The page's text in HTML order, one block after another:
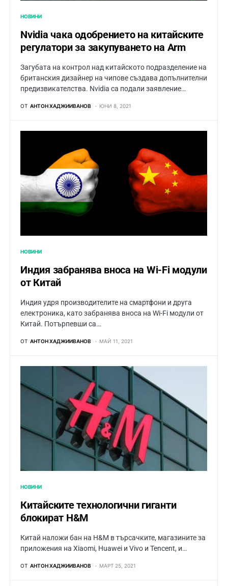
НОВИНИ
Nvidia чака одобрението на китайските
регулатори за закупуването на Arm
Загубата на контрол над китайското подразделение на
британския дизайнер на чипове създава допълнителни
предизвикателства. Nvidia са подали заявление…
ОТ АНТОН ХАДЖИИВАНОВ ЮНИ 8, 2021
НОВИНИ
Индия забранява вноса на Wi-Fi модули
от Китай
Индия удря производителите на смартфони и друга
електроника, като забранява вноса на Wi-Fi модули от
Китай. Потърпевши са…
ОТ АНТОН ХАДЖИИВАНОВ МАЙ 11, 2021
НОВИНИ
Китайските технологични гиганти
блокират H&M
Китай наложи бан на H&M в търсачките, магазините за
приложения на Xiaomi, Huawei и Vivo и Tencent, и…
ОТ АНТОН ХАДЖИИВАНОВ МАРТ 25, 2021